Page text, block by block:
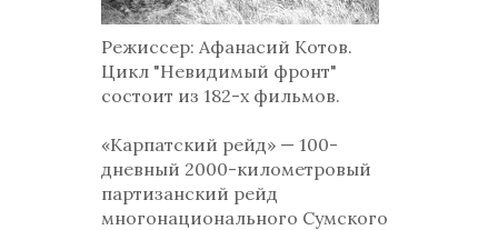
Режиссер: Афанасий Котов.
Цикл "Невидимый фронт"
состоит из 182-х фильмов.
«Карпатский рейд» — 100-
дневный 2000-километровый
партизанский рейд
многонационального Сумского